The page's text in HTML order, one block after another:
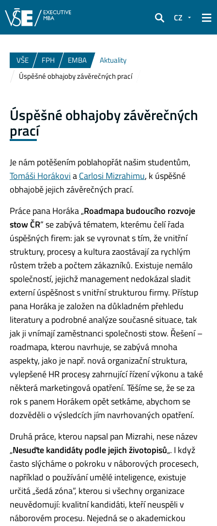
Hledat
CZ
VŠE FPH EMBA
Aktuality
Úspěšné obhajoby závěrečných prací
Úspěšné obhajoby závěrečných
prací
Je nám potěšením poblahopřát našim studentům,
Tomáši HorákoviaCarlosi Mizrahimu, k úspěšné
obhajobě jejich závěrečných prací.
Práce pana Horáka „Roadmapa budoucího rozvoje
stow ČR“ se zabývá tématem, kterému čelí řada
úspěšných firem: jak se vyrovnat s tím, že vnitřní
struktury, procesy a kultura zaostávají za rychlým
růstem tržeb a počtem zákazníků. Existuje nemálo
společností, jejichž management nedokázal sladit
externí úspěšnost s vnitřní strukturou firmy. Přístup
pana Horáka je založen na důkladném přehledu
literatury a podrobné analýze současné situace, tak
jak ji vnímají zaměstnanci společnosti stow. Řešení –
roadmapa, kterou navrhuje, se zabývá mnoha
aspekty, jako je např. nová organizační struktura,
vylepšené HR procesy zahrnující řízení výkonu a také
některá marketingová opatření. Těšíme se, že se za
rok s panem Horákem opět setkáme, abychom se
dozvěděli o výsledcích jím navrhovaných opatření.
Druhá práce, kterou napsal pan Mizrahi, nese název
„Nesuďte kandidáty podle jejich životopisů„. I když
často slýcháme o pokroku v náborových procesech,
například o používání umělé inteligence, existuje
určitá „šedá zóna”, kterou si všechny organizace
neuvědomují: kvalitní kandidáti, kteří neuspěli v
náborovém procesu. Nejedná se o akademickou